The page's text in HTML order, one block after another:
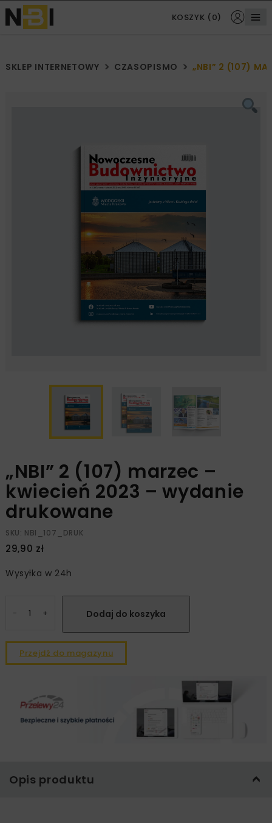
KOSZYK (0)
SKLEP INTERNETOWY CZASOPISMO „NBI” 2 (107)
„NBI” 2 (107) marzec –
kwiecień 2023 – wydanie
drukowane
SKU: NBI_107_DRUK
29,90 zł
Wysyłka w 24h
–
kwiecień
2023
Dodaj do koszyka
Przejdź do magazynu
Opis produktu